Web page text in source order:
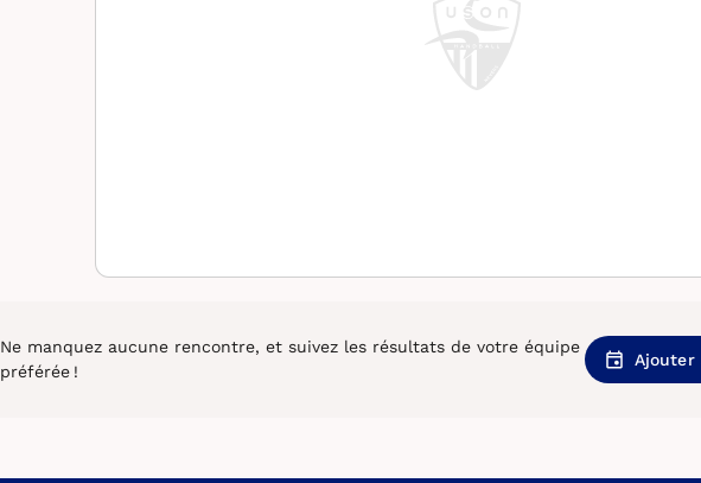
Ne manquez aucune rencontre, et suivez les résultats de votre équipe
préférée !
Ajouter